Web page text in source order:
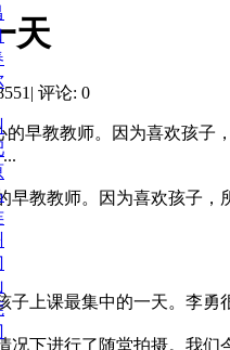
天
| 评论: 0
的早教教师。因为喜欢孩
早教教师。因为喜欢孩子
子上课最集中的一天。李
况下进行了随堂拍摄。我